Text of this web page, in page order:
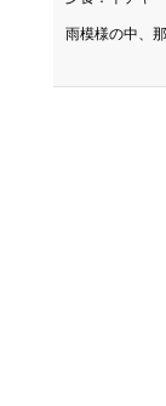
雨模様の中、